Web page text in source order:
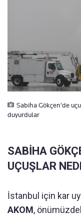
Sabiha Gökçen'de
duyurdular
SABİHA
UÇUŞLAR
İstanbul için kar
AKOM,